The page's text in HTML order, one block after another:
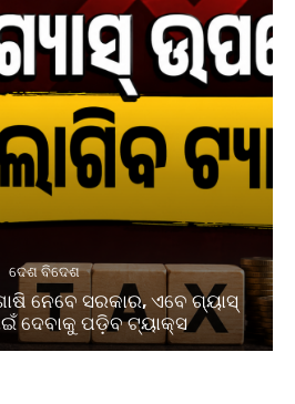
ଦେଶ ବିଦେଶ
ନେବେ ସରକାର, ଏବେ ଗ୍ୟାସ୍
ଦେବାକୁ ପଡ଼ିବ ଟ୍ୟାକ୍ସ